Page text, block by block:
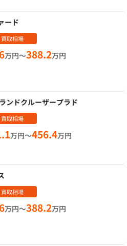
ード
買取相場
万円～388.2万円
ンドクルーザープラド
買取相場
万円～456.4万円
買取相場
万円～388.2万円